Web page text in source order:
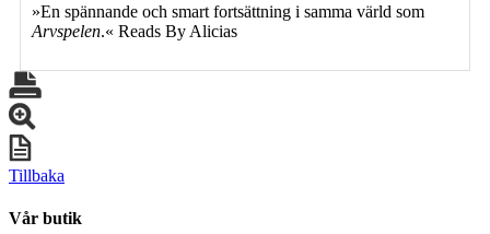
»En spännande och smart fortsättning i samma värld som
Arvspelen.« Reads By Alicias
Tillbaka
Vår butik